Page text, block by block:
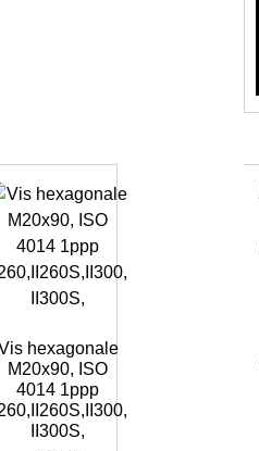
hexagonale
M20x90, ISO
4014 1ppp
II300S,